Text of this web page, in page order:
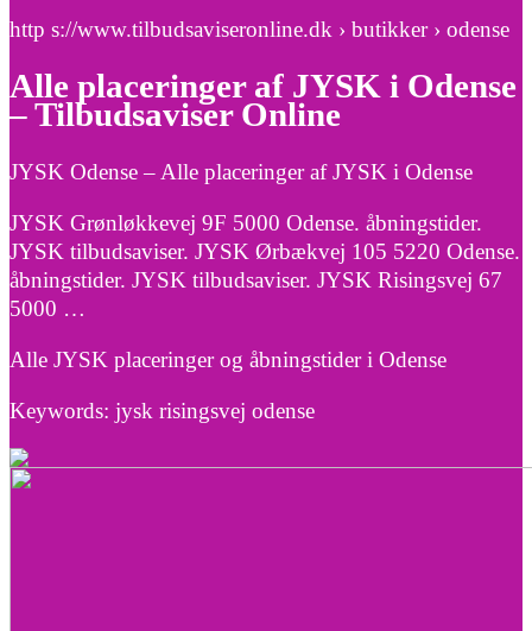
http s://www.tilbudsaviseronline.dk › butikker › odense
Alle placeringer af JYSK i Odense
– Tilbudsaviser Online
JYSK Odense – Alle placeringer af JYSK i Odense
JYSK Grønløkkevej 9F 5000 Odense. åbningstider.
JYSK tilbudsaviser. JYSK Ørbækvej 105 5220 Odense.
åbningstider. JYSK tilbudsaviser. JYSK Risingsvej 67
5000 …
Alle JYSK placeringer og åbningstider i Odense
Keywords: jysk risingsvej odense